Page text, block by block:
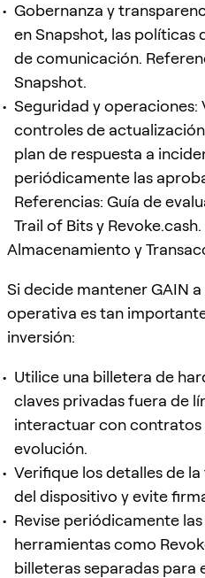
Gobernanza y
en Snapshot, las políticas
de comunicación.
Snapshot.
Seguridad y operaciones:
controles de
plan de respuesta a
periódicamente las
Referencias: Guía de
Trail of Bits y Revoke.cash.
Almacenamiento y
Si decide mantener GAIN
operativa es tan
inversión:
Utilice una billetera de
claves privadas fuera de
interactuar con contratos
evolución.
Verifique los detalles de
del dispositivo y evite
Revise periódicamente
herramientas como
billeteras separadas